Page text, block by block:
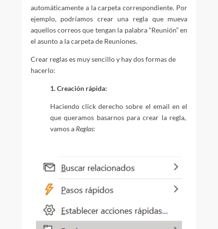
automáticamente a la carpeta correspondiente. Por
ejemplo, podríamos crear una regla que mueva
aquellos correos que tengan la palabra “Reunión” en
el asunto a la carpeta de Reuniones.
Crear reglas es muy sencillo y hay dos formas de
hacerlo:
1. Creación rápida:
Haciendo click derecho sobre el email en el
que queramos basarnos para crear la regla,
vamos a Reglas: